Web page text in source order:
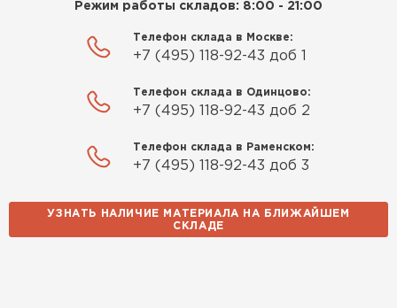
Режим работы складов: 8:00 - 21:00
Телефон склада в Москве:
+7 (495) 118-92-43 доб 1
Телефон склада в Одинцово:
+7 (495) 118-92-43 доб 2
Телефон склада в Раменском:
+7 (495) 118-92-43 доб 3
УЗНАТЬ НАЛИЧИЕ МАТЕРИАЛА НА БЛИЖАЙШЕМ
СКЛАДЕ
ПЕРЕЙТИ